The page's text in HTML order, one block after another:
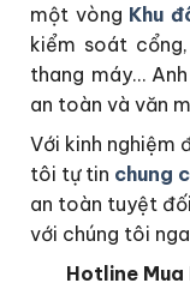
một vòng Khu
kiểm soát
thang máy…
an toàn và văn
Với kinh nghiệm
tôi tự tin chung
an toàn tuyệt
với chúng tôi
Hotline Mua